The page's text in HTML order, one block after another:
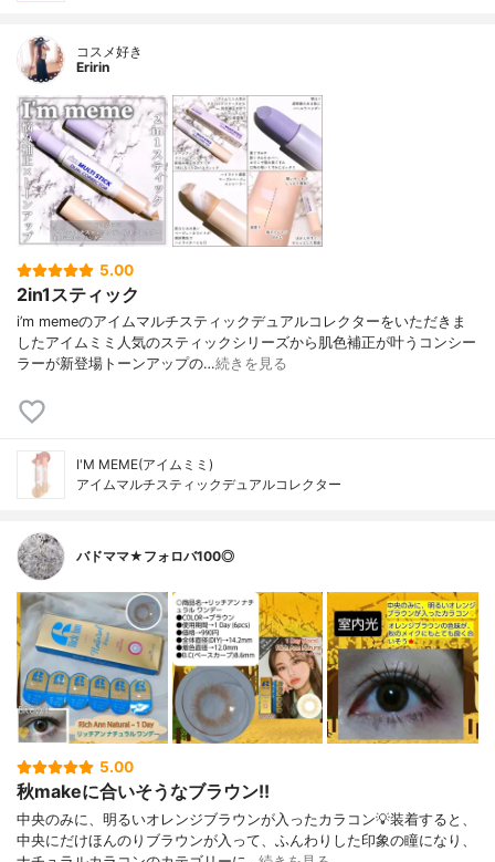
コスメ好き
Eririn
5.00
2in1スティック
i’m memeのアイムマルチスティックデュアルコレクターをいただきま
したアイムミミ人気のスティックシリーズから肌色補正が叶うコンシー
ラーが新登場トーンアップの…続きを見る
I'M MEME(アイムミミ)
アイムマルチスティックデュアルコレクター
バドママ★フォロバ100◎
5.00
秋makeに合いそうなブラウン!!
中央のみに、明るいオレンジブラウンが入ったカラコン💡装着すると、
中央にだけほんのりブラウンが入って、ふんわりした印象の瞳になり、